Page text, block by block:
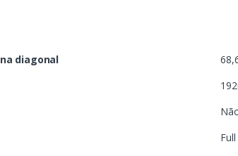
diagonal